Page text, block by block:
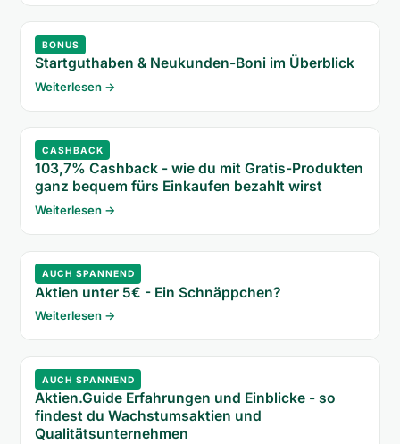
BONUS
Startguthaben & Neukunden-Boni im Überblick
Weiterlesen →
CASHBACK
103,7% Cashback - wie du mit Gratis-Produkten
ganz bequem fürs Einkaufen bezahlt wirst
Weiterlesen →
AUCH SPANNEND
Aktien unter 5€ - Ein Schnäppchen?
Weiterlesen →
AUCH SPANNEND
Aktien.Guide Erfahrungen und Einblicke - so
findest du Wachstumsaktien und
Qualitätsunternehmen